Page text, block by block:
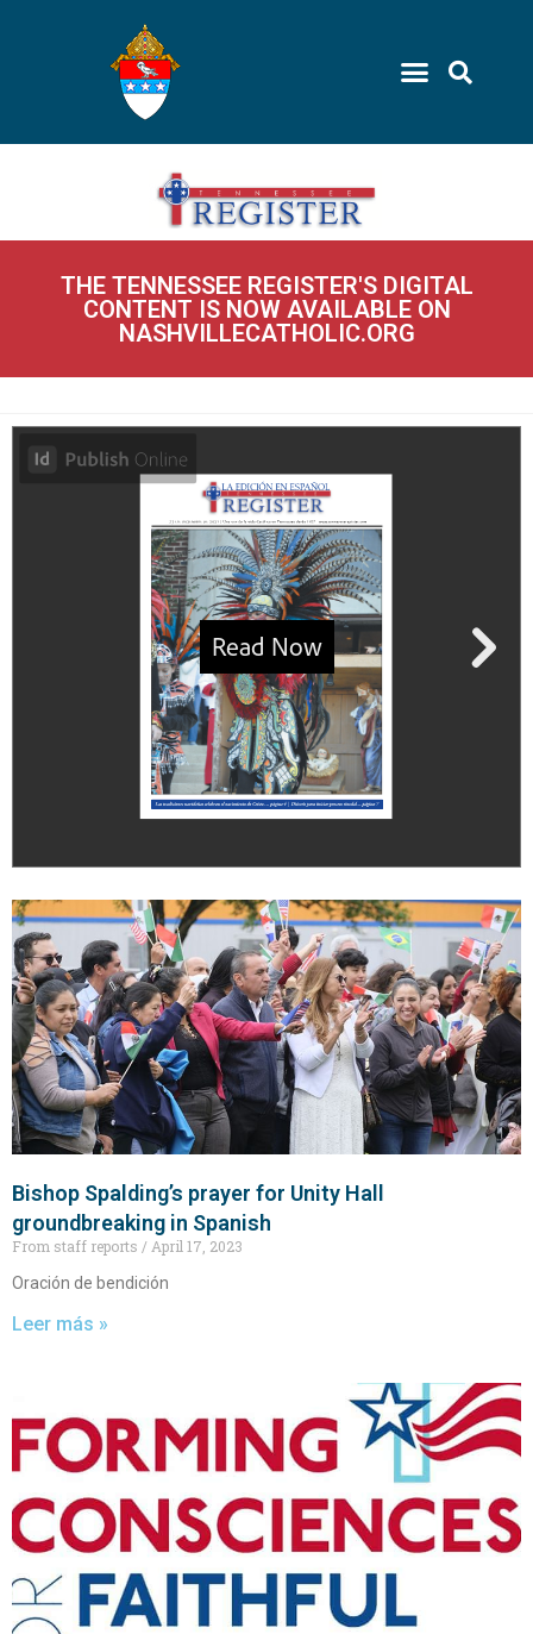
THE TENNESSEE REGISTER'S DIGITAL
CONTENT IS NOW AVAILABLE ON
NASHVILLECATHOLIC.ORG
Bishop Spalding’s prayer for Unity Hall
groundbreaking in Spanish
From staff reports
April 17, 2023
Oración de bendición
Leer más »